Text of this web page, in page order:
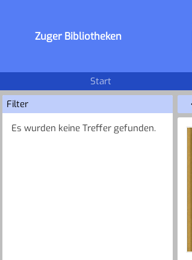
Zuger Bibliotheken
Start
Filter
Es wurden keine Treffer gefunden.